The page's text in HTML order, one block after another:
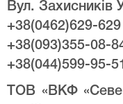
Вул. Захисників
+38(0462)629-629
+38(093)355-08-
+38(044)599-95-51
ТОВ «ВКФ